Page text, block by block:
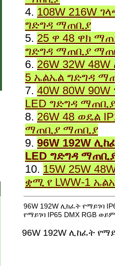
4. 108W 216W
ግድግዳ ማጠቢያ
5. 25 ዋ 48 ዋክ
ግድግዳ ማጠቢያ
6. 26W 32W
5 ኤልኤል ግድግዳ
7. 40W 80W
LED ግድግዳ ማጠቢያ
8. 26W 48 ወዴል
ማጠቢያ ማጠቢያ
9. 96W 192W
LED ግድግዳ
10. 15W 25W
ቋሚ የ LWW-1
96W 192W ሊከፈት የማይገባ
የማይገባ IP65 DMX RGB
96W 192W ሊከፈት